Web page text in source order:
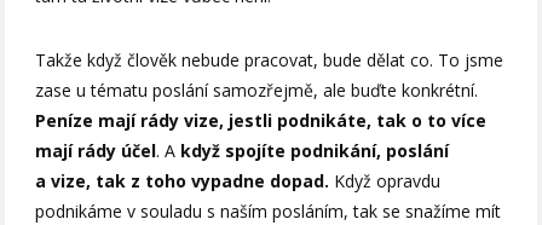
Takže když člověk nebude pracovat, bude dělat co. To jsme
zase u tématu poslání samozřejmě, ale buďte konkrétní.
Peníze mají rády vize, jestli podnikáte, tak o to více
mají rády účel. A když spojíte podnikání, poslání
a vize, tak z toho vypadne dopad. Když opravdu
podnikáme v souladu s naším posláním, tak se snažíme mít